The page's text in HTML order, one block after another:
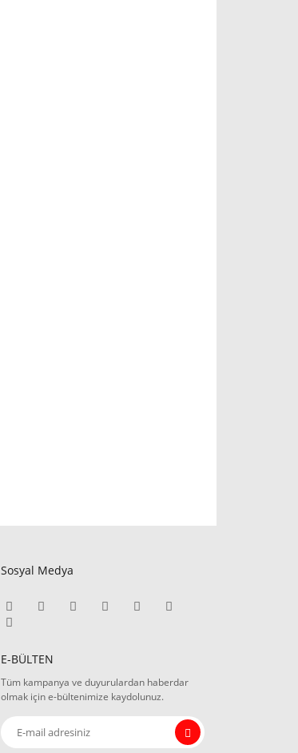
Sosyal Medya
E-BÜLTEN
Tüm kampanya ve duyurulardan haberdar
olmak için e-bültenimize kaydolunuz.